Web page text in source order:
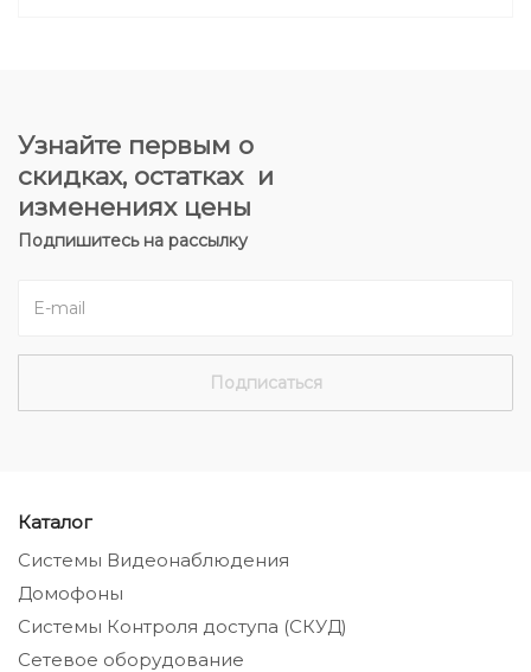
Узнайте первым о
скидках, остатках и
изменениях цены
Подпишитесь на рассылку
Каталог
Системы Видеонаблюдения
Домофоны
Системы Контроля доступа (СКУД)
Сетевое оборудование